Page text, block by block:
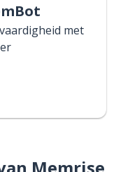
met
Memrise